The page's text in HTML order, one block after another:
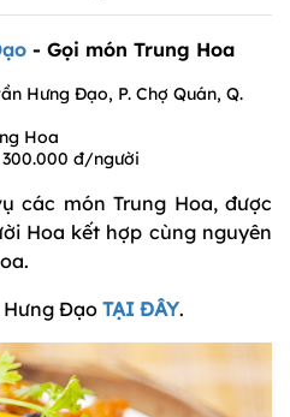
- Gọi món Trung Hoa
Hưng Đạo, P. Chợ Quán, Q.
Hoa
đ/người
các món Trung Hoa, được
Hoa kết hợp cùng nguyên
Hưng Đạo TẠI ĐÂY.